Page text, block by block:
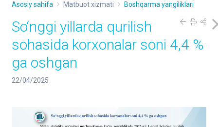
Asosiy sahifa Matbuot xizmati Boshqarma yangiliklari
So‘nggi yillarda qurilish
sohasida korxonalar soni 4,4 %
ga oshgan
22/04/2025